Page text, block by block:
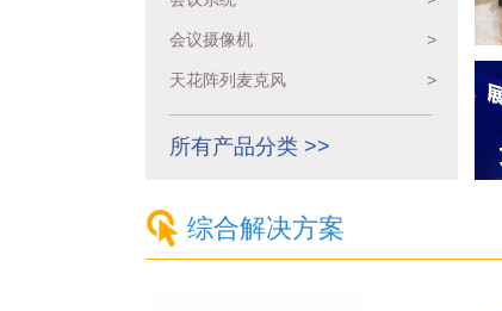
会议摄像机 >
天花阵列麦克风 >
所有产品分类 >>
综合解决方案